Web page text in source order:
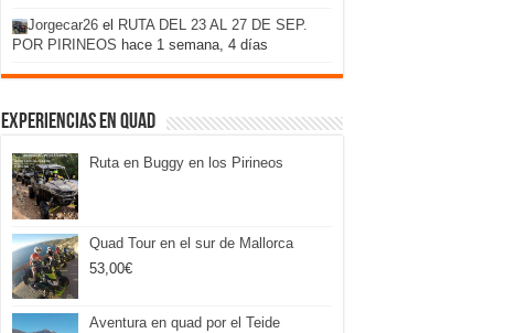
Jorgecar26 el RUTA DEL 23 AL 27 DE SEP.
POR PIRINEOS hace 1 semana, 4 días
Experiencias en Quad
Ruta en Buggy en los Pirineos
Quad Tour en el sur de Mallorca
53,00€
Aventura en quad por el Teide